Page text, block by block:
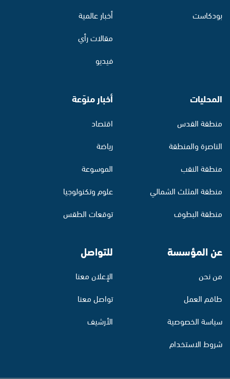
بودكاست
أخبار عالمية
مقالات رأي
فيديو
المحليات
منطقة القدس
الناصرة والمنطقة
منطقة النقب
منطقة المثلث الشمالي
منطقة البطوف
أخبار منوّعة
اقتصاد
رياضة
الموسوعة
علوم وتكنولوجيا
توقعات الطقس
عن المؤسسة
من نحن
طاقم العمل
سياسة الخصوصية
شروط الاستخدام
للتواصل
الإعلان معنا
تواصل معنا
الأرشيف